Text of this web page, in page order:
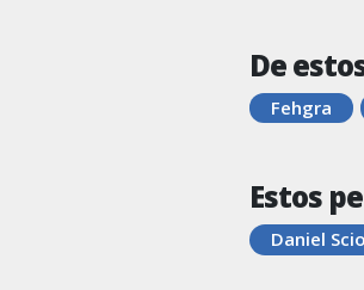
De
Fehgra
Estos
Daniel